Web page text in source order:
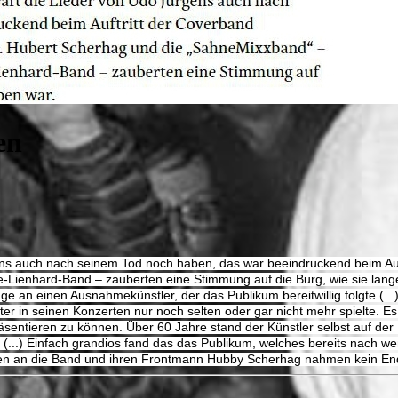
auch nach seinem Tod noch haben, das war beeindruckend beim
Band – zauberten eine Stimmung auf die Burg, wie sie
an einen Ausnahmekünstler, der das Publikum bereitwillig folgte
in seinen Konzerten nur noch selten oder gar nicht mehr spielte.
zu können. Über 60 Jahre stand der Künstler selbst auf
(...) Einfach grandios fand das das Publikum, welches bereits nach
an die Band und ihren Frontmann Hubby Scherhag nahmen kein